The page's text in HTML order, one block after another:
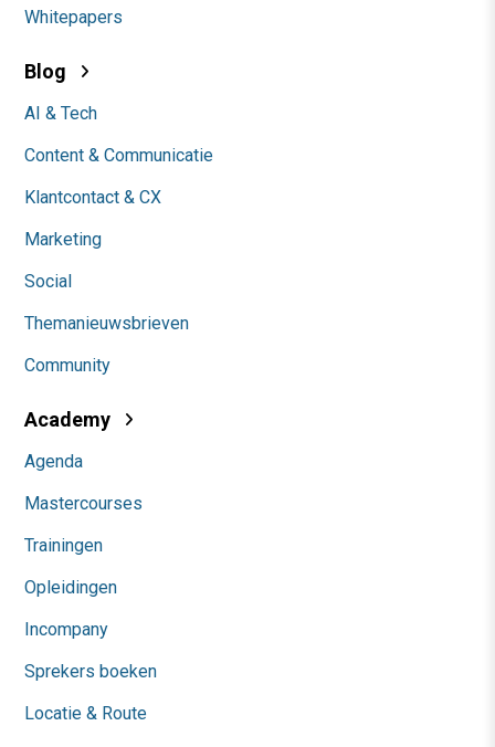
Whitepapers
Blog
AI & Tech
Content & Communicatie
Klantcontact & CX
Marketing
Social
Themanieuwsbrieven
Community
Academy
Agenda
Mastercourses
Trainingen
Opleidingen
Incompany
Sprekers boeken
Locatie & Route